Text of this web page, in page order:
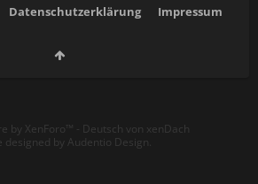
Datenschutzerklärung Impressum
by XenForo™ - Deutsch von xenDach
designed by Audentio Design.